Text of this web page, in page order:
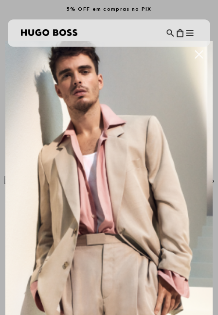
5% OFF em compras no PIX